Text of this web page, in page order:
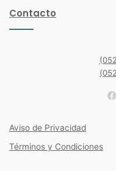
Contacto
Aviso de Privacidad
Términos y Condiciones